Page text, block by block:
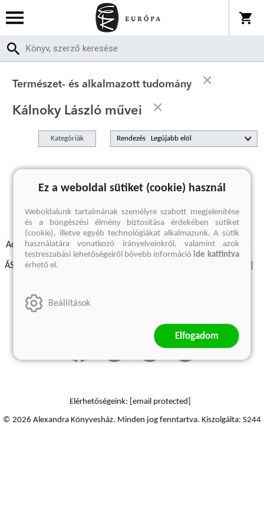
Természet- és alkalmazott tudomány
Kálnoky László művei
Kategóriák Rendezés
A keresett kifejezésre nincs találat
Adatvédelmi szabályzatok Elállási felmondási nyilatkozat
ÁSZF - Vásárlási feltételek
Szállítási információk
Elérhetőségeink: [email protected]
© 2026 Alexandra Könyvesház. Minden jog fenntartva. Kiszolgálta: S244
Ez a weboldal sütiket (cookie) használ
Weboldalunk tartalmának személyre szabott megjelenítése
és a böngészési élmény biztosítása érdekében sütiket
(cookie), illetve egyéb technológiákat alkalmazunk. A sütik
használatára vonatkozó irányelveinkről, valamint azok
testreszabási lehetőségeiről bővebb információide kattintva
érhető el.
Beállítások
Elfogadom